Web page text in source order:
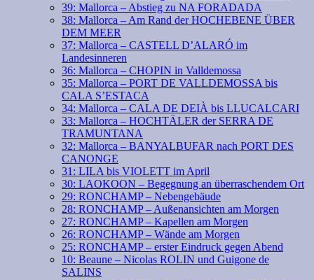
39: Mallorca – Abstieg zu NA FORADADA
38: Mallorca – Am Rand der HOCHEBENE ÜBER
DEM MEER
37: Mallorca – CASTELL D’ALARÓ im
Landesinneren
36: Mallorca – CHOPIN in Valldemossa
35: Mallorca – PORT DE VALLDEMOSSA bis
CALA S’ESTACA
34: Mallorca – CALA DE DEIÀ bis LLUCALCARI
33: Mallorca – HOCHTÄLER der SERRA DE
TRAMUNTANA
32: Mallorca – BANYALBUFAR nach PORT DES
CANONGE
31: LILA bis VIOLETT im April
30: LAOKOON – Begegnung an überraschendem Ort
29: RONCHAMP – Nebengebäude
28: RONCHAMP – Außenansichten am Morgen
27: RONCHAMP – Kapellen am Morgen
26: RONCHAMP – Wände am Morgen
25: RONCHAMP – erster Eindruck gegen Abend
10: Beaune – Nicolas ROLIN und Guigone de
SALINS